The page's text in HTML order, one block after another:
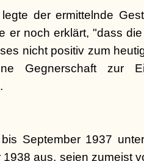
der ermittelnde
er noch erklärt, "dass
nicht positiv zum
Gegnerschaft zur
September 1937
1938 aus, seien zumeist